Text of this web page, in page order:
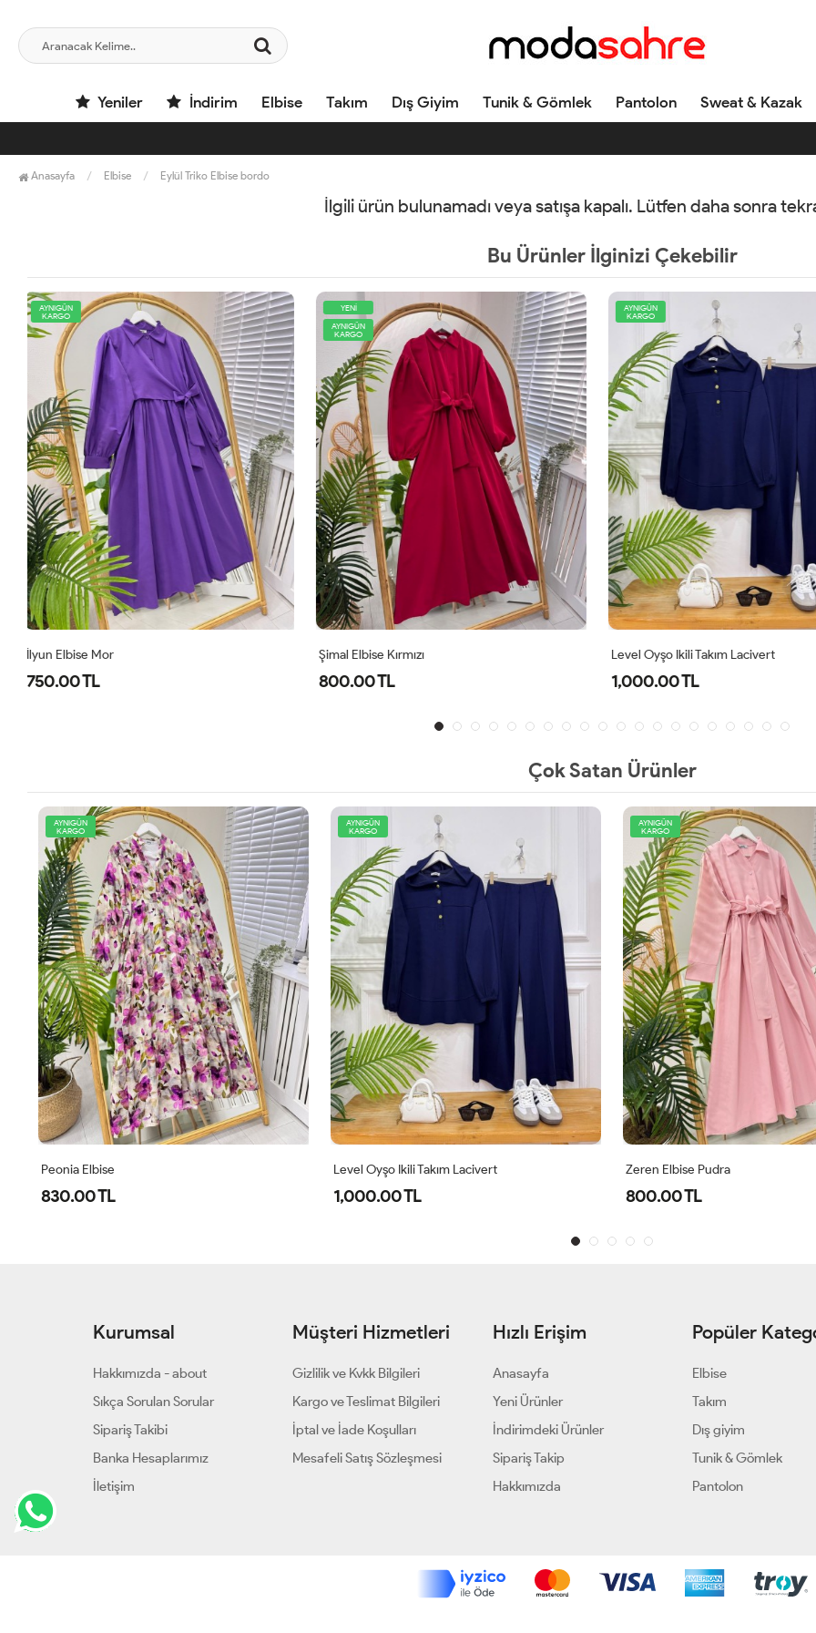
Yeniler İndirim Elbise Takım Dış Giyim Tunik & Gömlek Pantolon Sweat & Kazak
Anasayfa Elbise Eylül Triko Elbise bordo
İlgili ürün bulunamadı veya satışa kapalı. Lütfen daha sonra
Bu Ürünler İlginizi Çekebilir
YENİ
AYNIGÜN
KARGO
Şimal Elbise Kırmızı
800.00 TL
AYNIGÜN
KARGO
Level Oyşo Ikili Takım Lacivert
1,000.00 TL
AYNIGÜN
KARGO
İlyun Elbise Kırmızı
750.00 TL
Çok Satan Ürünler
AYNIGÜN
KARGO
Level Oyşo Ikili Takım Lacivert
1,000.00 TL
AYNIGÜN
KARGO
Zeren Elbise Pudra
800.00 TL
AYNIGÜN
KARGO
Zeren Elbise Mor
800.00 TL
Kurumsal
Hakkımızda - about
Sıkça Sorulan Sorular
Sipariş Takibi
Banka Hesaplarımız
İletişim
Müşteri Hizmetleri
Gizlilik ve Kvkk Bilgileri
Kargo ve Teslimat Bilgileri
İptal ve İade Koşulları
Mesafeli Satış Sözleşmesi
Hızlı Erişim
Anasayfa
Yeni Ürünler
İndirimdeki Ürünler
Sipariş Takip
Hakkımızda
Popüler
Elbise
Takım
Dış giyim
Tunik & Gömlek
Pantolon